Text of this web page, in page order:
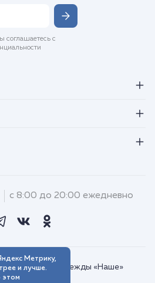
соглашаетесь с
с 8:00 до 20:00 ежедневно
магазин одежды «Наше»
Метрику,
и лучше.
этом